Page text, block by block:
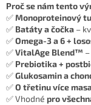
Proč se nám tento
✅Monoproteinový
✅ Batáty a čočka –
✅Omega-3 a 6 +
✅VitalAge Blend™
✅ Prebiotika +
✅Glukosamin a
✅O třetinu více
✅ Vhodné pro